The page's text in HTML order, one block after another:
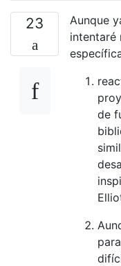
23
Aunque
intentaré
de